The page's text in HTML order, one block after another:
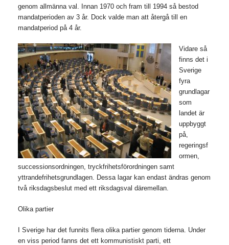
genom allmänna val. Innan 1970 och fram till 1994 så bestod
mandatperioden av 3 år. Dock valde man att återgå till en
mandatperiod på 4 år.
Vidare så
finns det i
Sverige
fyra
grundlagar
som
landet är
uppbyggt
på,
regeringsf
ormen,
successionsordningen, tryckfrihetsförordningen samt
yttrandefrihetsgrundlagen. Dessa lagar kan endast ändras genom
två riksdagsbeslut med ett riksdagsval däremellan.
Olika partier
I Sverige har det funnits flera olika partier genom tiderna. Under
en viss period fanns det ett kommunistiskt parti, ett